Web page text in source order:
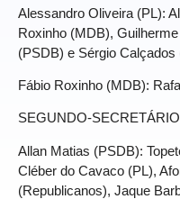
Alessandro Oliveira (PL):
Roxinho (MDB),
(PSDB) e Sérgio Calçados
Fábio Roxinho (MDB):
SEGUNDO-
Allan Matias (PSDB):
Cléber do Cavaco (PL),
(Republicanos), Jaque